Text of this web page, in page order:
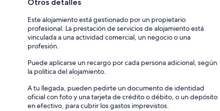
Otros detalles
Este alojamiento está gestionado por un propietario
profesional. La prestación de servicios de alojamiento está
vinculada a una actividad comercial, un negocio o una
profesión.
Puede aplicarse un recargo por cada persona adicional, según
la política del alojamiento.
A tu llegada, pueden pedirte un documento de identidad
oficial con foto y una tarjeta de crédito o débito, o un depósito
en efectivo, para cubrir los gastos imprevistos.